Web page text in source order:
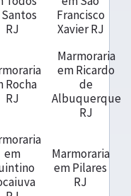
RJ
Francisco
Xavier RJ
Rocha
RJ
Marmoraria
em Ricardo
de
Albuquerque
RJ
em
Marmoraria
em Pilares
RJ